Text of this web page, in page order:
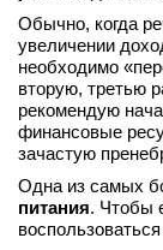
Стать
Вход
Обычно, когда
увеличении
необходимо
вторую, третью
рекомендую
финансовые
зачастую
Одна из самых
питания. Чтобы